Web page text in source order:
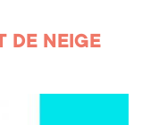
NEIGE